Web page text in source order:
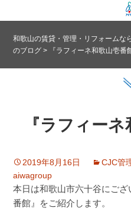
和歌山の賃貸・管理・リフォームな
のブログ > 『ラフィーネ和歌山壱番
『ラフィーネ
2019年8月16日
CJC管
aiwagroup
本日は和歌山市六十谷にご
番館』をご紹介します。